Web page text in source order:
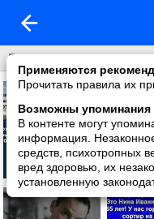
Применяются
Прочитать правила их
Возможны упоминания
В контенте могут
информация.
средств, психотропных
вред здоровью, их
установленную
Демотиваторы